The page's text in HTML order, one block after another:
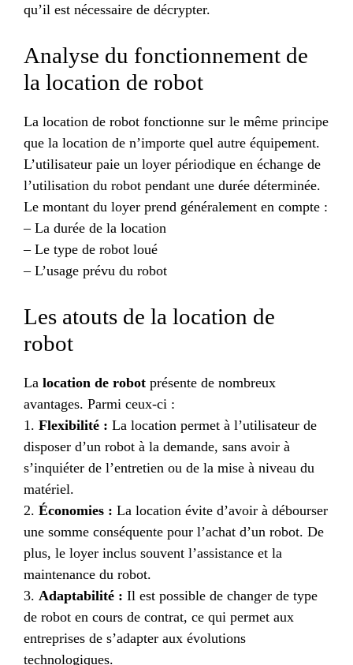
qu’il est nécessaire de décrypter.
Analyse du fonctionnement de
la location de robot
La location de robot fonctionne sur le même principe
que la location de n’importe quel autre équipement.
L’utilisateur paie un loyer périodique en échange de
l’utilisation du robot pendant une durée déterminée.
Le montant du loyer prend généralement en compte :
– La durée de la location
– Le type de robot loué
– L’usage prévu du robot
Les atouts de la location de
robot
La location de robot présente de nombreux
avantages. Parmi ceux-ci :
1. Flexibilité : La location permet à l’utilisateur de
disposer d’un robot à la demande, sans avoir à
s’inquiéter de l’entretien ou de la mise à niveau du
matériel.
2. Économies : La location évite d’avoir à débourser
une somme conséquente pour l’achat d’un robot. De
plus, le loyer inclus souvent l’assistance et la
maintenance du robot.
3. Adaptabilité : Il est possible de changer de type
de robot en cours de contrat, ce qui permet aux
entreprises de s’adapter aux évolutions
technologiques.